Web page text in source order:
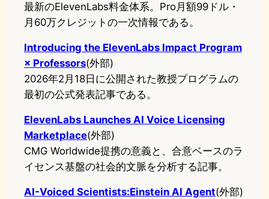
最新のElevenLabs料金体系。Pro月額99ドル・
月60万クレジットの一次情報である。
Introducing the ElevenLabs Impact Program
× Professors(外部)
2026年2月18日に公開された教授プログラムの
最初の公式発表記事である。
ElevenLabs Launches AI Voice Licensing
Marketplace(外部)
CMG Worldwide提携の意義と、合意ベースのラ
イセンス基盤の社会的文脈を分析する記事。
AI-Voiced Scientists:Einstein AI Agent(外部)